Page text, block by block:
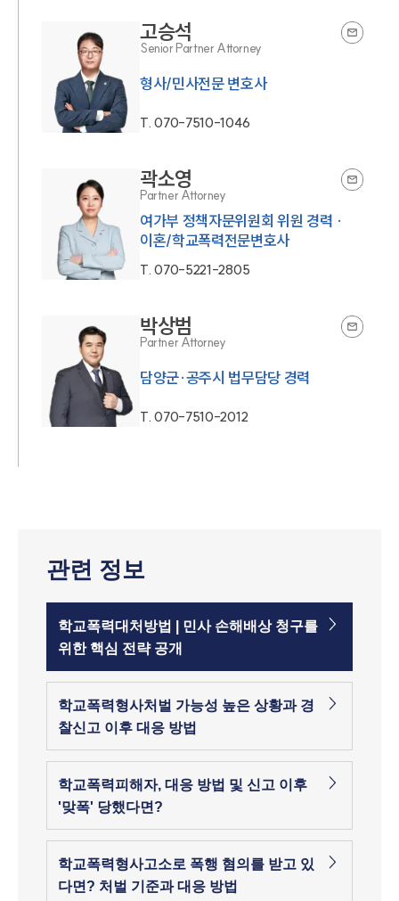
고승석
Senior Partner Attorney
형사/민사전문 변호사
T.070-7510-1046
곽소영
Partner Attorney
여가부 정책자문위원회 위원 경력 ·
이혼/학교폭력전문변호사
T.070-5221-2805
박상범
Partner Attorney
담양군·공주시 법무담당 경력
T.070-7510-2012
관련 정보
학교폭력대처방법 | 민사 손해배상 청구를
위한 핵심 전략 공개
학교폭력형사처벌 가능성 높은 상황과 경
찰신고 이후 대응 방법
학교폭력피해자, 대응 방법 및 신고 이후
'맞폭' 당했다면?
학교폭력형사고소로 폭행 혐의를 받고 있
다면? 처벌 기준과 대응 방법